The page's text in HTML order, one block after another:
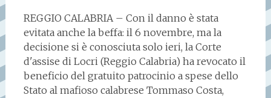
REGGIO CALABRIA – Con il danno è stata
evitata anche la beffa: il 6 novembre, ma la
decisione si è conosciuta solo ieri, la Corte
d'assise di Locri (Reggio Calabria) ha revocato il
beneficio del gratuito patrocinio a spese dello
Stato al mafioso calabrese Tommaso Costa,